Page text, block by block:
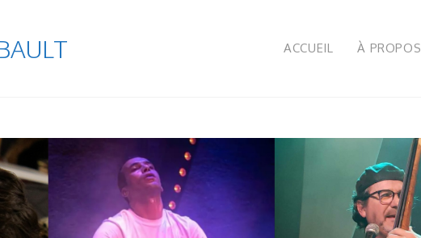
ACCUEIL À PROPOS